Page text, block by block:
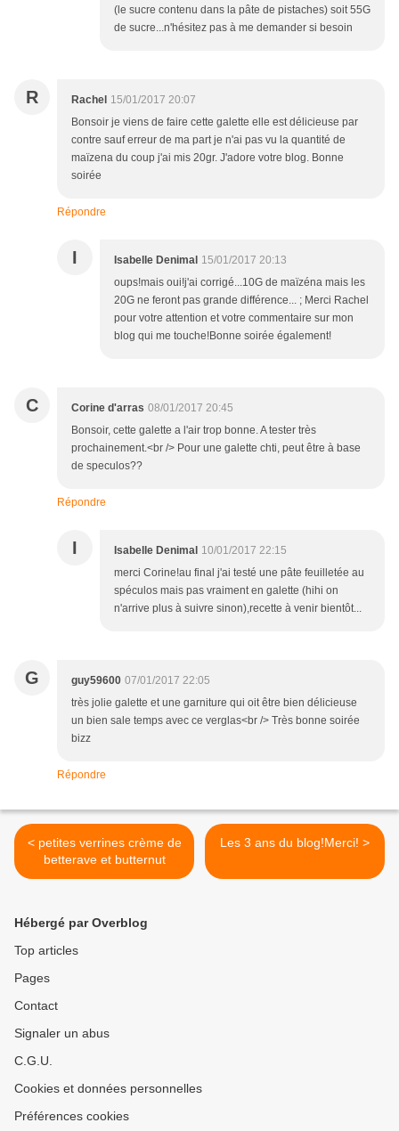
(le sucre contenu dans la pâte de pistaches) soit 55G
de sucre...n'hésitez pas à me demander si besoin
R Rachel 15/01/2017 20:07
Bonsoir je viens de faire cette galette elle est délicieuse par
contre sauf erreur de ma part je n'ai pas vu la quantité de
maïzena du coup j'ai mis 20gr. J'adore votre blog. Bonne
soirée
Répondre
I Isabelle Denimal 15/01/2017 20:13
oups!mais oui!j'ai corrigé...10G de maïzéna mais les
20G ne feront pas grande différence... ; Merci Rachel
pour votre attention et votre commentaire sur mon
blog qui me touche!Bonne soirée également!
C Corine d'arras 08/01/2017 20:45
Bonsoir, cette galette a l'air trop bonne. A tester très
prochainement.<br /> Pour une galette chti, peut être à base
de speculos??
Répondre
I Isabelle Denimal 10/01/2017 22:15
merci Corine!au final j'ai testé une pâte feuilletée au
spéculos mais pas vraiment en galette (hihi on
n'arrive plus à suivre sinon),recette à venir bientôt...
G guy59600 07/01/2017 22:05
très jolie galette et une garniture qui oit être bien délicieuse
un bien sale temps avec ce verglas<br /> Très bonne soirée
bizz
Répondre
< petites verrines crème de
betterave et butternut
Les 3 ans du blog!Merci! >
Hébergé par Overblog
Top articles
Pages
Contact
Signaler un abus
C.G.U.
Cookies et données personnelles
Préférences cookies